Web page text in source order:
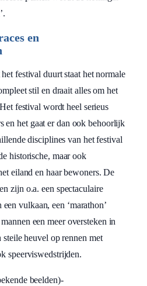
en
festival duurt staat het normale
stil en draait alles om het
festival wordt heel serieus
en het gaat er dan ook behoorlijk
disciplines van het festival
historische, maar ook
eiland en haar bewoners. De
zijn o.a. een spectaculaire
vulkaan, een ‘marathon’
een meer oversteken in
steile heuvel op rennen met
speerviswedstrijden.
beelden)-